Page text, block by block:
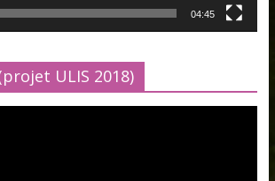
04:45
ULIS 2018)